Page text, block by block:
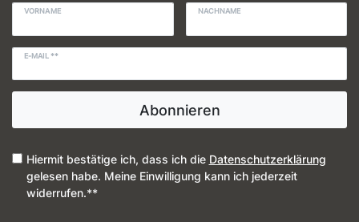
VORNAME NACHNAME
E-MAIL **
Abonnieren
Hiermit bestätige ich, dass ich die Daten­schutz­erklärung
gelesen habe. Meine Einwilligung kann ich jederzeit
widerrufen.**